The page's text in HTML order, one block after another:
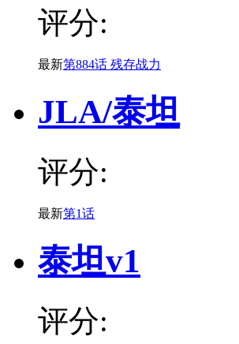
评分:
最新第884话 残存战力
JLA/泰坦
评分:
最新第1话
泰坦v1
评分: